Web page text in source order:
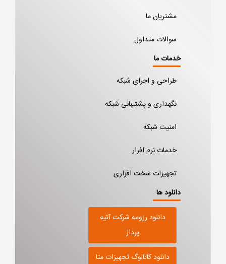
مشتریان ما
سوالات متداول
خدمات ما
طراحی و اجرای شبکه
نگهداری و پشتیبانی شبکه
امنیت شبکه
خدمات نرم افزار
تجهیزات سخت افزاری
دانلود ها
دانلود رزومه شرکت آتیه
پرداز
دانلود کاتالوگ تجهیزات متا